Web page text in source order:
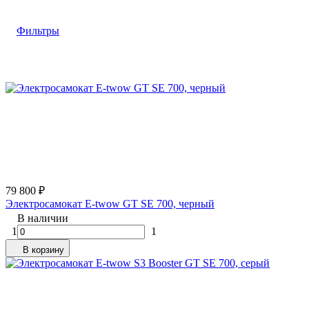
Фильтры
79 800 ₽
Электросамокат E-twow GT SE 700, черный
В наличии
1
1
В корзину